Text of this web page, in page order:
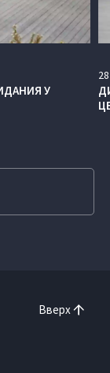
У
28
Вверх